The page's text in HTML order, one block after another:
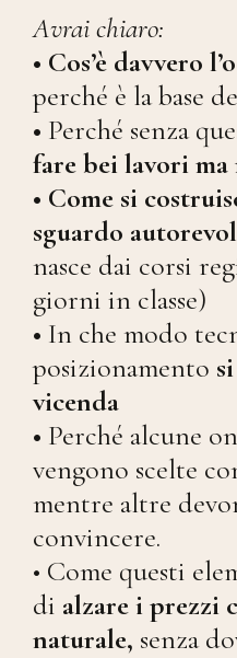
Avrai chiaro:
• Cos’è davvero
perché è la base
• Perché senza
fare bei lavori
• Come si
sguardo
nasce dai corsi
giorni in classe)
• In che modo
posizionamento
vicenda
• Perché alcune
vengono scelte
mentre altre
convincere.
• Come questi
di alzare i prezzi
naturale, senza